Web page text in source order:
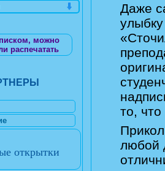
Даже
то,
любой
можно
распечатать
открытки